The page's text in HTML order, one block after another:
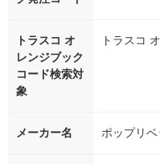
トラスコ オ
レンジブック
コード検索対
象
トラスコ
メーカー名 ポップリ